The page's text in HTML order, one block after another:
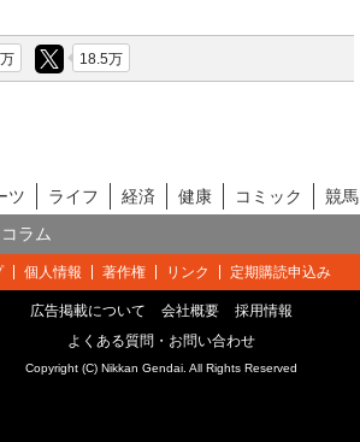
18.5万
ツ ライフ 経済 健康 コミック 競馬
コラム
個人情報 著作権 リンク 定期購読申込み
広告掲載について 会社概要
採用情報
よくある質問・お問い合わせ
Copyright (C) Nikkan Gendai. All Rights Reserved